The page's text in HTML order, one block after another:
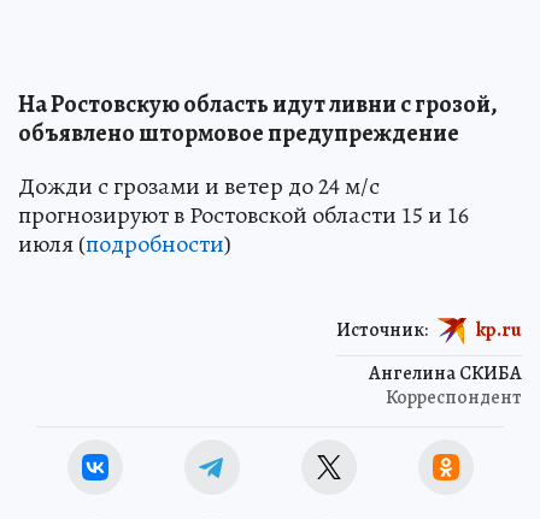
На Ростовскую область идут ливни с грозой,
объявлено штормовое предупреждение
Дожди с грозами и ветер до 24 м/с
прогнозируют в Ростовской области 15 и 16
июля (подробности)
Ангелина СКИБА
Корреспондент
Источник: kp.ru